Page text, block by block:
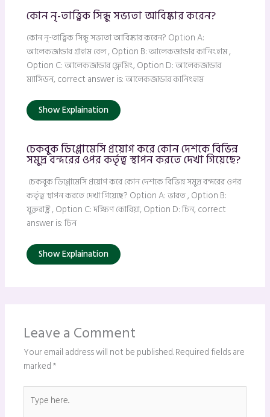
কোন নৃ-তাত্ত্বিক সিন্ধু সভ্যতা আবিষ্কার করেন?
কোন নৃ-তাত্ত্বিক সিন্ধু সভ্যতা আবিষ্কার করেন? Option A:
আলেকজান্ডার গ্রাহাম বেল , Option B: আলেকজান্ডার কানিংহাম ,
Option C: আলেকজান্ডার ফ্লেমিং, Option D: আলেকজান্ডার
ম্যাসিডন, correct answer is: আলেকজান্ডার কানিংহাম
Show Explaination
চেকবুক ডিপ্লোমেসি প্রয়োগ করে কোন দেশকে বিভিন্ন
সমুদ্র বন্দরের ওপর কর্তৃত্ব স্থাপন করতে দেখা গিয়েছে?
চেকবুক ডিপ্লোমেসি প্রয়োগ করে কোন দেশকে বিভিন্ন সমুদ্র বন্দরের ওপর
কর্তৃত্ব স্থাপন করতে দেখা গিয়েছে? Option A: ভারত , Option B:
যুক্তরাষ্ট্র , Option C: দক্ষিণ কোরিয়া, Option D: চিন, correct
answer is: চিন
Show Explaination
Leave a Comment
Your email address will not be published.Required fields are
marked*
here..